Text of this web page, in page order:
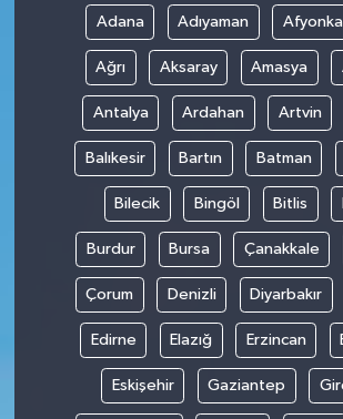
Adana Adıyaman
Ağrı Aksaray Amasya
Antalya Ardahan Artvin
Balıkesir Bartın Batman
Bilecik Bingöl Bitlis
Burdur Bursa Çanakkale
Çorum Denizli Diyarbakır
Edirne Elazığ Erzincan
Eskişehir Gaziantep